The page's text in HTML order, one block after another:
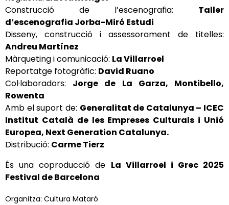
Construcció de l’escenografia: Taller
d’escenografia Jorba-Miró Estudi
Disseny, construcció i assessorament de titelles:
Andreu Martínez
Màrqueting i comunicació: La Villarroel
Reportatge fotogràfic: David Ruano
Col·laboradors: Jorge de La Garza, Montibello,
Rowenta
Amb el suport de: Generalitat de Catalunya – ICEC
Institut Català de les Empreses Culturals i Unió
Europea, Next Generation Catalunya.
Distribució: Carme Tierz
És una coproducció de La Villarroel i Grec 2025
Festival de Barcelona
Organitza: Cultura Mataró